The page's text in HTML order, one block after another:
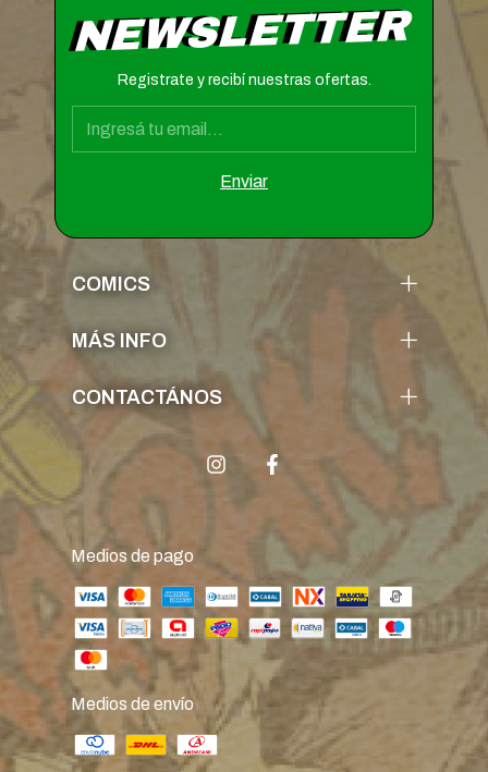
NEWSLETTER
Registrate y recibí nuestras ofertas.
COMICS
MÁS INFO
CONTACTÁNOS
Medios de pago
Medios de envío